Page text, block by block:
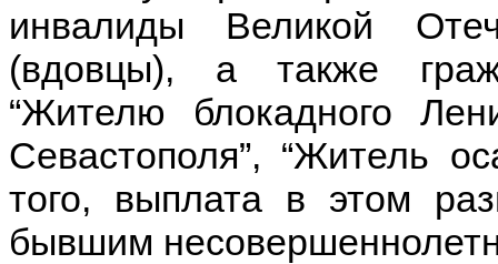
инвалиды Великой
(вдовцы), а также
“Жителю блокадного
Севастополя”, “Житель
того, выплата в этом
бывшим